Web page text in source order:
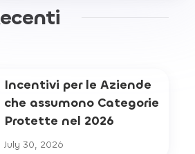
Incentivi per le Aziende
che assumono Categorie
Protette nel 2026
July 30, 2026